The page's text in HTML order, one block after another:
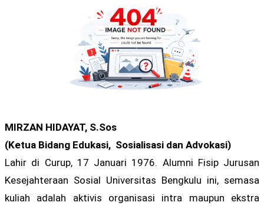
MIRZAN HIDAYAT, S.Sos
(Ketua Bidang Edukasi, Sosialisasi dan Advokasi)
Lahir di Curup, 17 Januari 1976. Alumni Fisip Jurusan
Kesejahteraan Sosial Universitas Bengkulu ini, semasa
kuliah adalah aktivis organisasi intra maupun ekstra